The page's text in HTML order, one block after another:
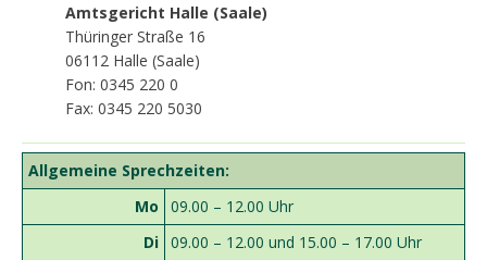
Amtsgericht Halle (Saale)
Thüringer Straße 16
06112 Halle (Saale)
Fon: 0345 220 0
Fax: 0345 220 5030
Allgemeine Sprechzeiten:
Mo
09.00 – 12.00 Uhr
Di 09.00 – 12.00 und 15.00 – 17.00 Uhr